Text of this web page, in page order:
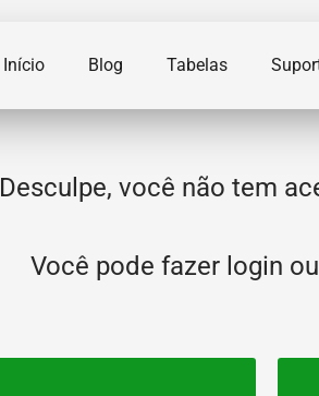
Início Blog Tabelas
Desculpe, você não tem
Você pode fazer login